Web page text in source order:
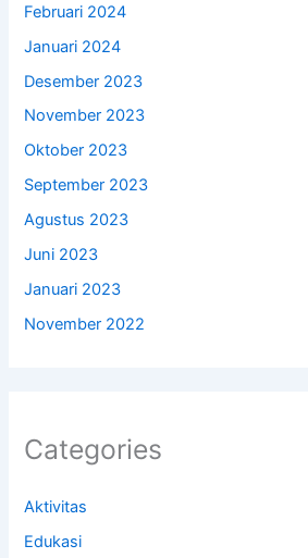
Februari 2024
Januari 2024
Desember 2023
November 2023
Oktober 2023
September 2023
Agustus 2023
Juni 2023
Januari 2023
November 2022
Categories
Aktivitas
Edukasi